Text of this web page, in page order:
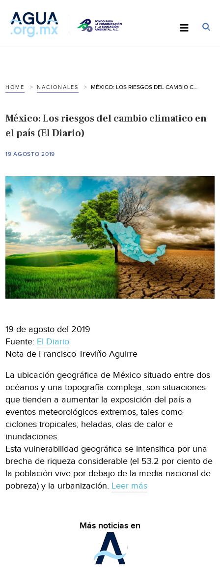
HOME NACIONALES
México: Los riesgos del cambio climatico en
el país (El Diario)
19 AGOSTO 2019
19 de agosto del 2019
Fuente: El Diario
Nota de Francisco Treviño Aguirre
La ubicación geográfica de México situado entre dos
océanos y una topografía compleja, son situaciones
que tienden a aumentar la exposición del país a
eventos meteorológicos extremos, tales como
ciclones tropicales, heladas, olas de calor e
inundaciones.
Esta vulnerabilidad geográfica se intensifica por una
brecha de riqueza considerable (el 53.2 por ciento de
la población vive por debajo de la media nacional de
pobreza) y la urbanización. Leer más
Más noticias en